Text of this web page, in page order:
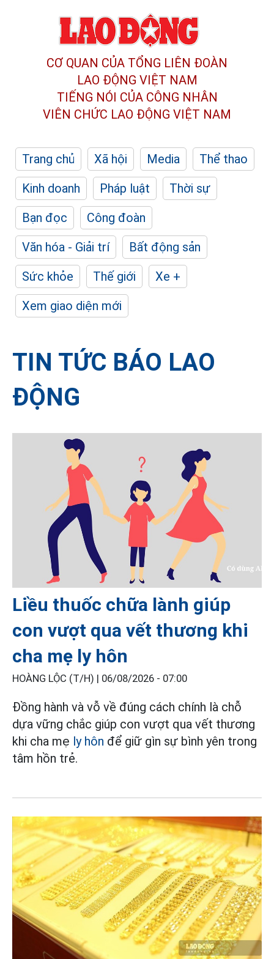
CƠ QUAN CỦA TỔNG LIÊN ĐOÀN
LAO ĐỘNG VIỆT NAM
TIẾNG NÓI CỦA CÔNG NHÂN
VIÊN CHỨC LAO ĐỘNG VIỆT NAM
Trang chủ Xã hội Media
Thể thao
Kinh doanh
Pháp luật
Thời sự
Bạn đọc
Công đoàn
Văn hóa - Giải trí
Bất động sản
Sức khỏe
Thế giới
Xe +
Xem giao diện mới
TIN TỨC BÁO LAO
ĐỘNG
Liều thuốc chữa lành giúp
con vượt qua vết thương khi
cha mẹ ly hôn
HOÀNG LỘC (T/H) | 06/08/2026 - 07:00
Đồng hành và vỗ về đúng cách chính là chỗ
dựa vững chắc giúp con vượt qua vết thương
khi cha mẹ ly hôn để giữ gìn sự bình yên trong
tâm hồn trẻ.